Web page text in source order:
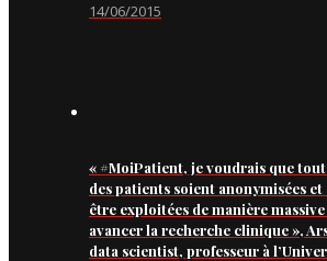
14/06/2015
« #MoiPatient, je voudrais que
des patients soient anonymisées et
être exploitées de manière
avancer la recherche clinique »,
data scientist, professeur à